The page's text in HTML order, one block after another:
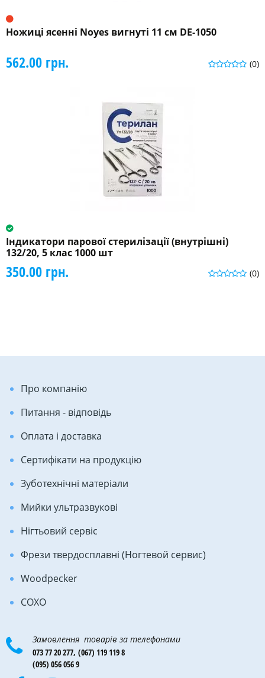
Ножиці ясенні Noyes вигнуті 11 см DE-1050
(0)
562.00 грн.
Індикатори парової стерилізації (внутрішні)
132/20, 5 клас 1000 шт
(0)
350.00 грн.
Про компанію
Питання - відповідь
Оплата і доставка
Сертифікати на продукцію
Зуботехнічні матеріали
Мийки ультразвукові
Нігтьовий сервіс
Фрези твердосплавні (Ногтевой сервис)
Woodpecker
COXO
Замовлення товарів за телефонами
073 77 20 277, (067) 119 119 8
(095) 056 056 9